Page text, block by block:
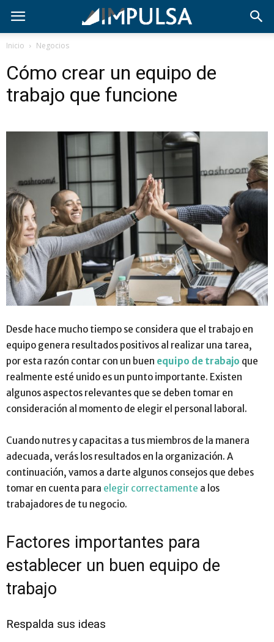
Inicio Negocios
Cómo crear un equipo de
trabajo que funcione
Desde hace mucho tiempo se considera que el trabajo en
equipo genera resultados positivos al realizar una tarea,
por esta razón contar con un buen equipo de trabajo que
realmente esté unido es un punto importante. Existen
algunos aspectos relevantes que se deben tomar en
consideración al momento de elegir el personal laboral.
Cuando nutres y capacitas a tus miembros de la manera
adecuada, verás los resultados en la organización. A
continuación, vamos a darte algunos consejos que debes
tomar en cuenta para elegir correctamente a los
trabajadores de tu negocio.
Factores importantes para
establecer un buen equipo de
trabajo
Respalda sus ideas